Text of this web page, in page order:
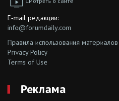
E-mail редакции:
info@forumdaily.com
Правила использования материалов
Privacy Policy
Terms of Use
Реклама